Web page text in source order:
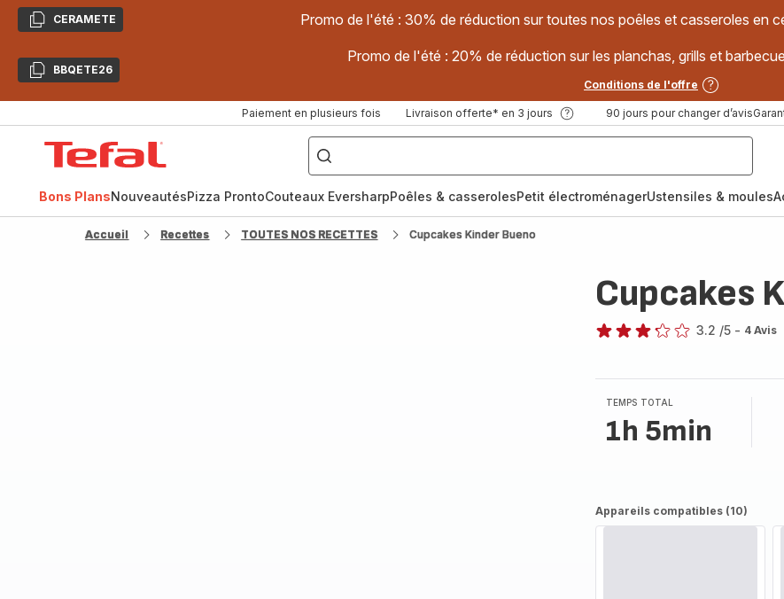
CopierCERAMETE Promo de l'été : 30% de réduction sur toutes nos poêles et casseroles en
CopierBBQETE26
Promo de l'été : 20% de réduction sur les planchas, grills et
Conditions de l'offre
Paiement en plusieurs fois Livraison offerte* en 3 jours 90 jours pour changer d’avis
["Poêles
inox,
Cake
Factory,
Bons PlansNouveautésPizza ProntoCouteaux EversharpPoêles & casserolesPetit électroménagerUstensiles & moules
Accueil Recettes TOUTES NOS RECETTES Cupcakes Kinder Bueno
Cupcakes
3.2 /5 - 4 Avis
TEMPS TOTAL
1h 5min
Appareils compatibles (10)